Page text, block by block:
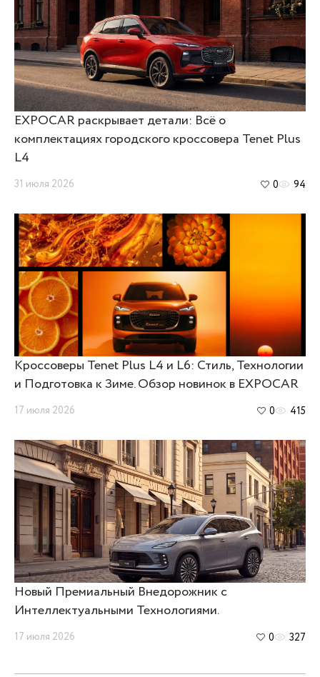
EXPOCAR раскрывает детали: Всё о
комплектациях городского кроссовера Tenet Plus
L4
31 июля 2026 0 94
Кроссоверы Tenet Plus L4 и L6: Стиль, Технологии
и Подготовка к Зиме. Обзор новинок в EXPOCAR
17 июля 2026 0 415
Новый Премиальный Внедорожник с
Интеллектуальными Технологиями.
17 июля 2026 0 327